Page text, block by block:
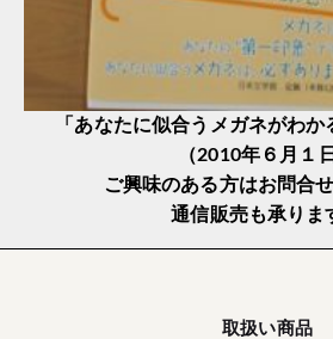
「あなたに似合うメガネがわ
（2010年６月１日
ご興味のある方はお問合
通信販売も承りま
取扱い商品